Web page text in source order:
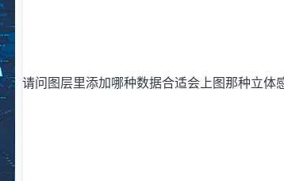
请问图层里添加哪种数据合适会上图那种立体感